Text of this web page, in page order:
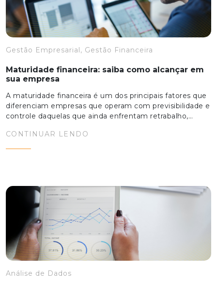
Gestão Empresarial, Gestão Financeira
Maturidade financeira: saiba como alcançar em
sua empresa
A maturidade financeira é um dos principais fatores que
diferenciam empresas que operam com previsibilidade e
controle daquelas que ainda enfrentam retrabalho,…
CONTINUAR LENDO
Análise de Dados